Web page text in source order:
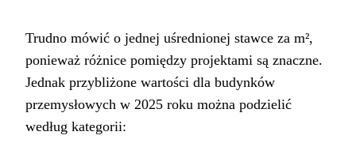
Trudno mówić o jednej uśrednionej stawce za m²,
ponieważ różnice pomiędzy projektami są znaczne.
Jednak przybliżone wartości dla budynków
przemysłowych w 2025 roku można podzielić
według kategorii: